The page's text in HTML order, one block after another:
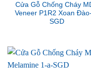
Cửa Gỗ Chống Cháy
Veneer P1R2 Xoan
SGD